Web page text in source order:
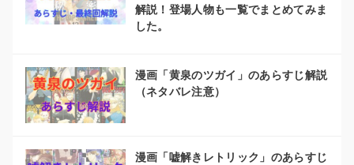
解説！登場人物も一覧でまとめてみま
した。
漫画「黄泉のツガイ」のあらすじ解説
（ネタバレ注意）
漫画「嘘解きレトリック」のあらすじ